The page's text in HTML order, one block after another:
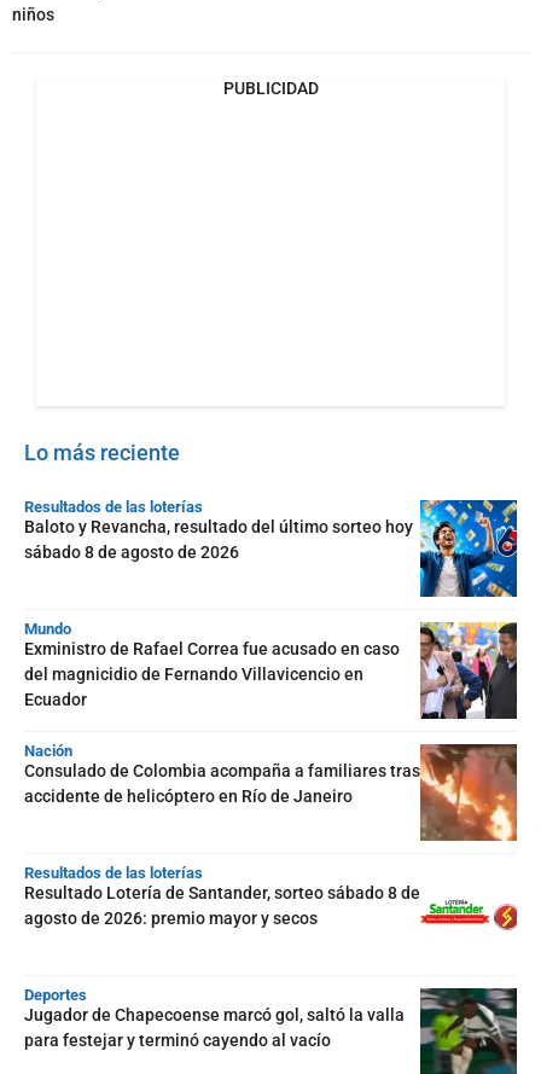
niños
PUBLICIDAD
Lo más reciente
Resultados de las loterías
Baloto y Revancha, resultado del último sorteo hoy
sábado 8 de agosto de 2026
Mundo
Exministro de Rafael Correa fue acusado en caso
del magnicidio de Fernando Villavicencio en
Ecuador
Nación
Consulado de Colombia acompaña a familiares tras
accidente de helicóptero en Río de Janeiro
Resultados de las loterías
Resultado Lotería de Santander, sorteo sábado 8 de
agosto de 2026: premio mayor y secos
Deportes
Jugador de Chapecoense marcó gol, saltó la valla
para festejar y terminó cayendo al vacío